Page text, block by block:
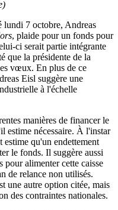
lundi 7 octobre, Andreas
, plaide pour un fonds pour
ci serait partie intégrante
que la présidente de la
vœux. En plus de ce
Eisl suggère une
à l'échelle
manières de financer le
estime nécessaire. À l'instar
qu'un endettement
le fonds. Il suggère aussi
pour alimenter cette caisse
de relance non utilisés.
une autre option citée, mais
des contraintes nationales.